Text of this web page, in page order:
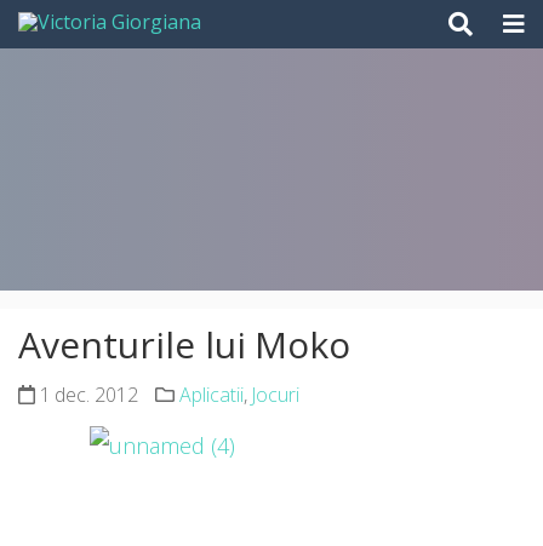
Skip
Aventurile lui Moko
1 dec. 2012 Aplicatii, Jocuri